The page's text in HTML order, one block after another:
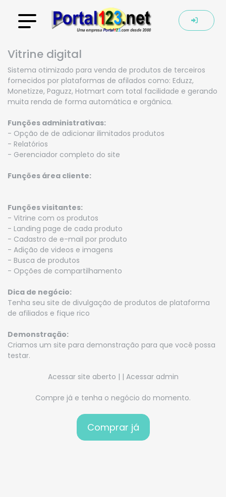
Vitrine digital
Sistema otimizado para venda de produtos de terceiros
fornecidos por plataformas de afilados como: Eduzz,
Monetizze, Paguzz, Hotmart com total facilidade e gerando
muita renda de forma automática e orgânica.
Funções administrativas:
- Opção de de adicionar ilimitados produtos
- Relatórios
- Gerenciador completo do site
Funções área cliente:
Funções visitantes:
- Vitrine com os produtos
- Landing page de cada produto
- Cadastro de e-mail por produto
- Adição de videos e imagens
- Busca de produtos
- Opções de compartilhamento
Dica de negócio:
Tenha seu site de divulgação de produtos de plataforma
de afiliados e fique rico
Demonstração:
Criamos um site para demonstração para que você possa
testar.
Acessar site aberto | | Acessar admin
Compre já e tenha o negócio do momento.